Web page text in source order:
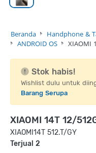
Beranda Handphone &
ANDROID OS
XIAOMI
Stok habis!
Wishlist dulu untuk
Barang Serupa
XIAOMI 14T 12/
XIAOMI14T 512.T/GY
Terjual 2